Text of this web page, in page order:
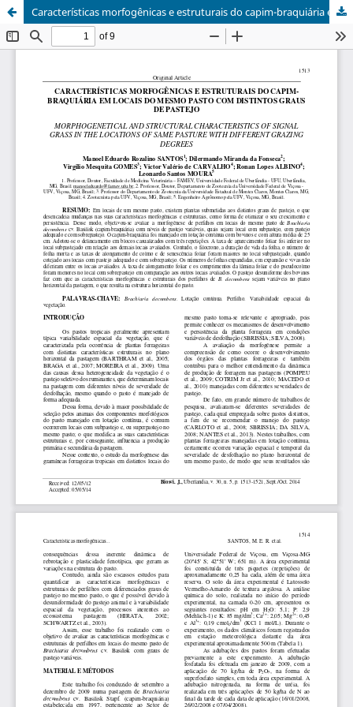
Características morfogênicas e estruturais do capim-braquiária em locais do mesmo pasto com distintos graus de pastejo